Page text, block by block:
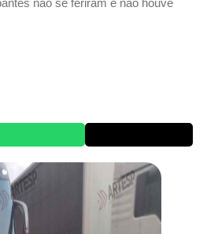
não se feriram e não houve